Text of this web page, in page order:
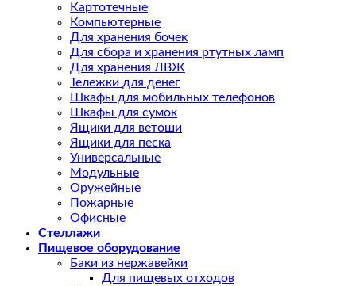
Картотечные
Компьютерные
Для хранения бочек
Для сбора и хранения ртутных ламп
Для хранения ЛВЖ
Тележки для денег
Шкафы для мобильных телефонов
Шкафы для сумок
Ящики для ветоши
Ящики для песка
Универсальные
Модульные
Оружейные
Пожарные
Офисные
Стеллажи
Пищевое оборудование
Баки из нержавейки
Для пищевых отходов